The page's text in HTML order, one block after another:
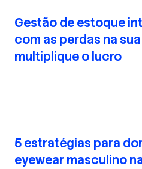
Gestão de estoque
com as perdas na
multiplique o lucro
5 estratégias para
eyewear masculino